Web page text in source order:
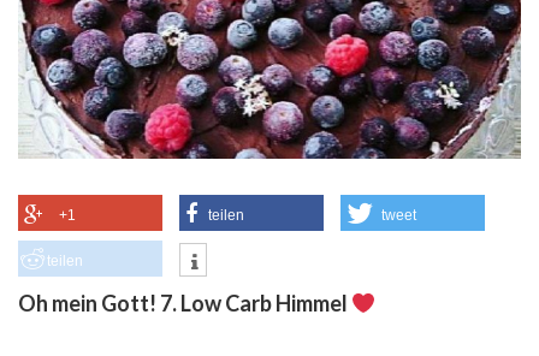
+1 teilen tweet
teilen
Oh mein Gott! 7. Low Carb Himmel